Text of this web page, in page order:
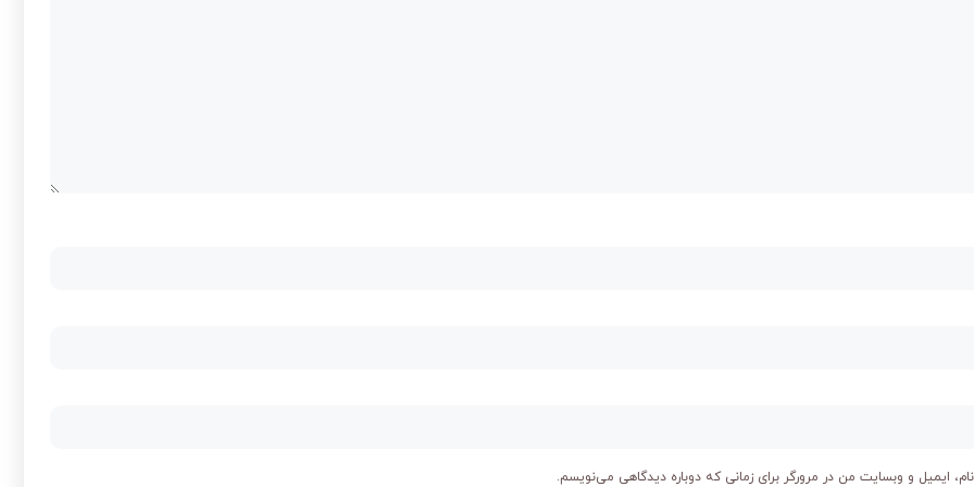
ایمیل و وبسایت من در مرورگر برای زمانی که دوباره دیدگاهی می‌نویسم.